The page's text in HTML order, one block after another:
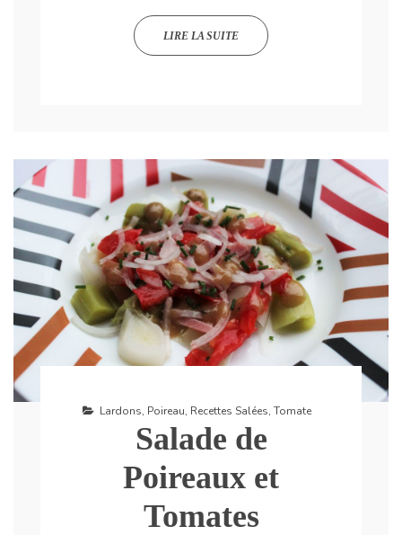
LIRE LA SUITE
Lardons, Poireau, Recettes Salées, Tomate
Salade de
Poireaux et
Tomates